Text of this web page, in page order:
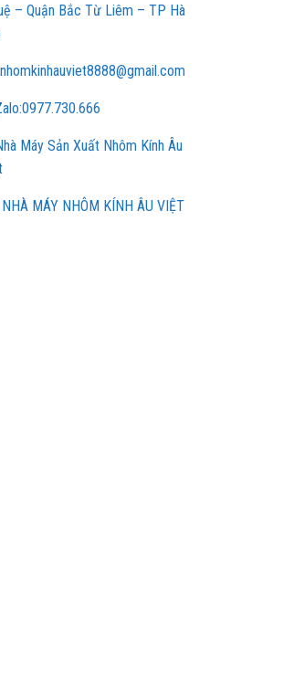
– Quận Bắc Từ Liêm – TP Hà
nhomkinhauviet8888@gmail.com
Máy Sản Xuất Nhôm Kính Âu
NHÀ MÁY NHÔM KÍNH ÂU VIỆT